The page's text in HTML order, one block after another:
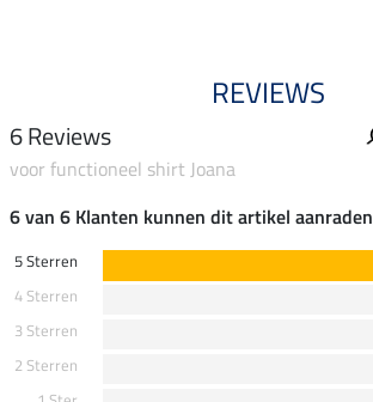
REVIEWS
6 Reviews
voor functioneel shirt Joana
6 van 6 Klanten kunnen dit artikel aanraden
5 Sterren
4 Sterren
3 Sterren
2 Sterren